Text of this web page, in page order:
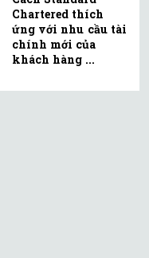
Chartered thích
ứng với nhu cầu tài
chính mới của
khách hàng ...